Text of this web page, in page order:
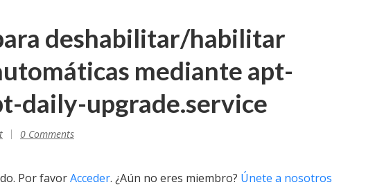
deshabilitar/habilitar
mediante apt-
daily-upgrade.service
0 Comments
Por favorAcceder. ¿Aún no eres miembro? Únete a nosotros